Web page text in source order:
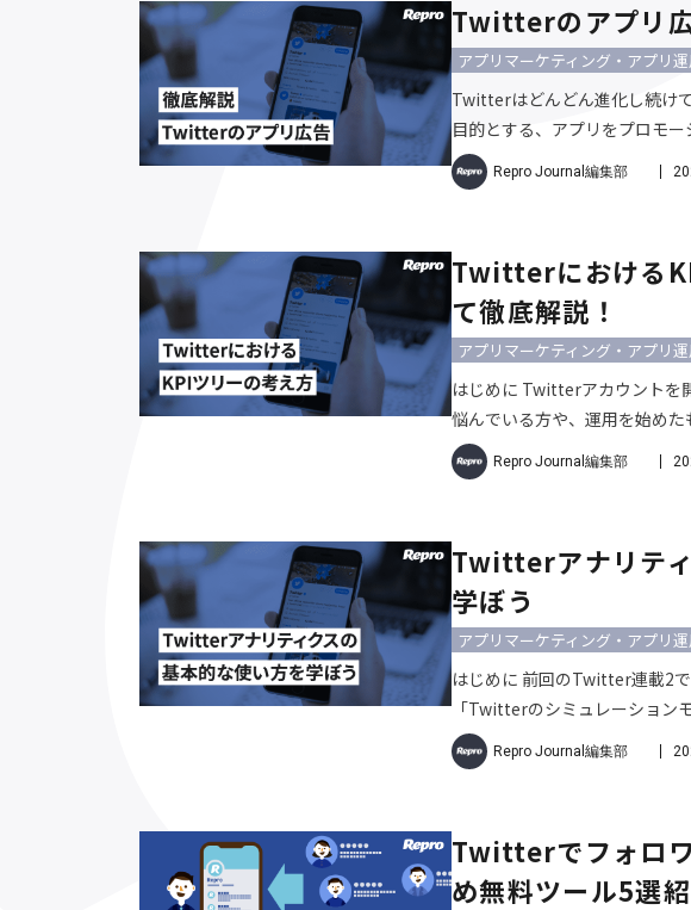
Twitterのアプリ
アプリマーケティング・アプリ
Twitterはどんどん進化し続け
目的とする、アプリをプロモ
リースされました。 Twitterで
にとって、最良のユーザー獲得
点がいくつかあります。 SNS
Repro Journal編集部
Twitterにおける
て徹底解説！
アプリマーケティング・アプリ
はじめに Twitterアカウントを
悩んでいる方や、運用を始め
る方へ。何のためにTwitterを
か明確になっていますか？ こ
めの3つのステップ 1. 運用目的
Repro Journal編集部
Twitterアナリテ
学ぼう
アプリマーケティング・アプリ
はじめに 前回のTwitter連載2
「Twitterのシミュレーション
て解説しました。KPIツリーを
ことによって、目標値を達成す
しているのかどうか定期的に実
Repro Journal編集部
Twitterでフォロ
め無料ツール5選